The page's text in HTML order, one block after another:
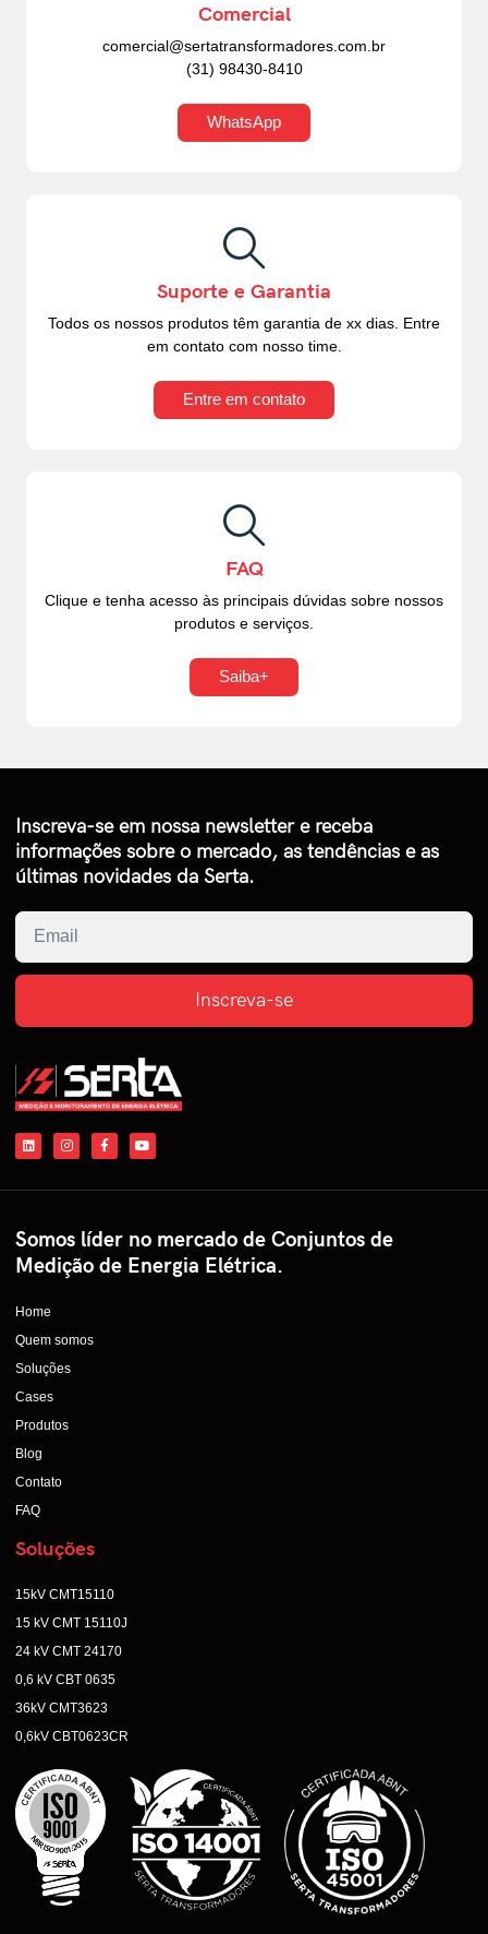
Comercial
comercial@sertatransformadores.com.br
(31) 98430-8410
WhatsApp
Suporte e Garantia
Todos os nossos produtos têm garantia de xx dias. Entre
em contato com nosso time.
Entre em contato
FAQ
Clique e tenha acesso às principais dúvidas sobre nossos
produtos e serviços.
Saiba+
Inscreva-se em nossa newsletter e receba
informações sobre o mercado, as tendências e as
últimas novidades da Serta.
Inscreva-se
Somos líder no mercado de Conjuntos de
Medição de Energia Elétrica.
Home
Quem somos
Soluções
Cases
Produtos
Blog
Contato
FAQ
Soluções
15kV CMT15110
15 kV CMT 15110J
24 kV CMT 24170
0,6 kV CBT 0635
36kV CMT3623
0,6kV CBT0623CR